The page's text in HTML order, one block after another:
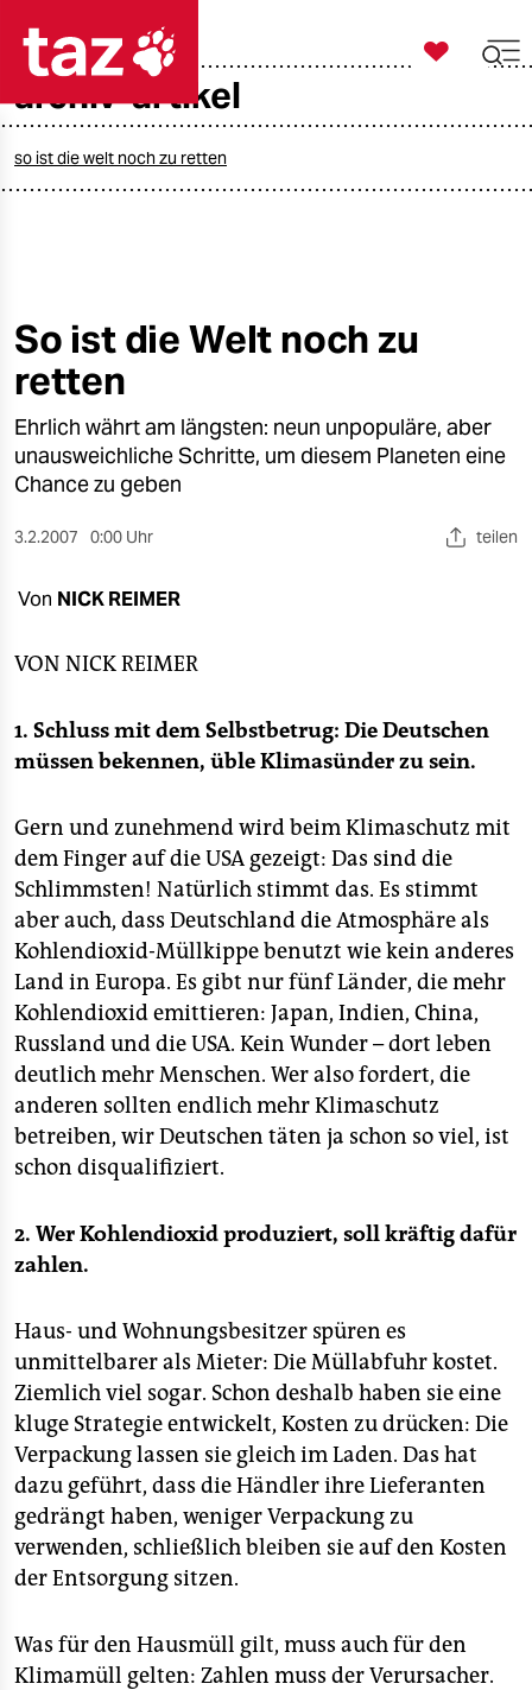
taz zahl ich
öko
gesellschaft
kultur
sport
berlin
nord
verlag
shop
fragen & hilfe
unterstützen
abo
genossenschaft
epaper login

taz zahl ich
archiv-artikel
so ist die welt noch zu retten
So ist die Welt noch zu
retten
Ehrlich währt am längsten: neun unpopuläre, aber
unausweichliche Schritte, um diesem Planeten eine
Chance zu geben
3.2.2007 0:00 Uhr teilen
Von NICK REIMER
VON NICK REIMER
1. Schluss mit dem Selbstbetrug: Die Deutschen
müssen bekennen, üble Klimasünder zu sein.
Gern und zunehmend wird beim Klimaschutz mit
dem Finger auf die USA gezeigt: Das sind die
Schlimmsten! Natürlich stimmt das. Es stimmt
aber auch, dass Deutschland die Atmosphäre als
Kohlendioxid-Müllkippe benutzt wie kein anderes
Land in Europa. Es gibt nur fünf Länder, die mehr
Kohlendioxid emittieren: Japan, Indien, China,
Russland und die USA. Kein Wunder – dort leben
deutlich mehr Menschen. Wer also fordert, die
anderen sollten endlich mehr Klimaschutz
betreiben, wir Deutschen täten ja schon so viel, ist
schon disqualifiziert.
2. Wer Kohlendioxid produziert, soll kräftig dafür
zahlen.
Haus- und Wohnungsbesitzer spüren es
unmittelbarer als Mieter: Die Müllabfuhr kostet.
Ziemlich viel sogar. Schon deshalb haben sie eine
kluge Strategie entwickelt, Kosten zu drücken: Die
Verpackung lassen sie gleich im Laden. Das hat
dazu geführt, dass die Händler ihre Lieferanten
gedrängt haben, weniger Verpackung zu
verwenden, schließlich bleiben sie auf den Kosten
der Entsorgung sitzen.
Was für den Hausmüll gilt, muss auch für den
Klimamüll gelten: Zahlen muss der Verursacher.